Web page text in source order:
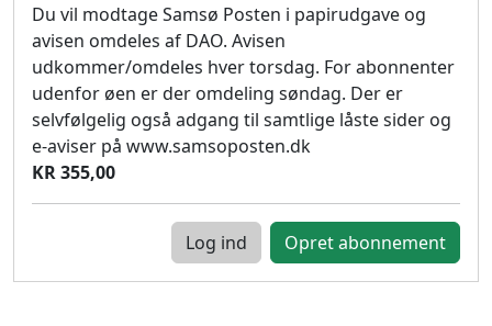
Du vil modtage Samsø Posten i papirudgave og
avisen omdeles af DAO. Avisen
udkommer/omdeles hver torsdag. For abonnenter
udenfor øen er der omdeling søndag. Der er
selvfølgelig også adgang til samtlige låste sider og
e-aviser på www.samsoposten.dk
KR 355,00
Log ind